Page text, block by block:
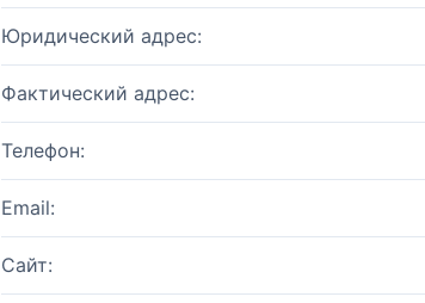
Юридический адрес:
Фактический адрес:
Телефон:
Email:
Сайт: